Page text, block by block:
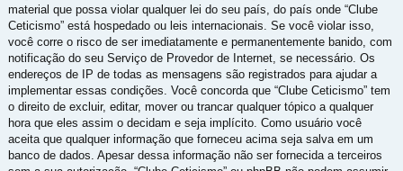
material que possa violar qualquer lei do seu país, do país onde “Clube
Ceticismo” está hospedado ou leis internacionais. Se você violar isso,
você corre o risco de ser imediatamente e permanentemente banido, com
notificação do seu Serviço de Provedor de Internet, se necessário. Os
endereços de IP de todas as mensagens são registrados para ajudar a
implementar essas condições. Você concorda que “Clube Ceticismo” tem
o direito de excluir, editar, mover ou trancar qualquer tópico a qualquer
hora que eles assim o decidam e seja implícito. Como usuário você
aceita que qualquer informação que forneceu acima seja salva em um
banco de dados. Apesar dessa informação não ser fornecida a terceiros